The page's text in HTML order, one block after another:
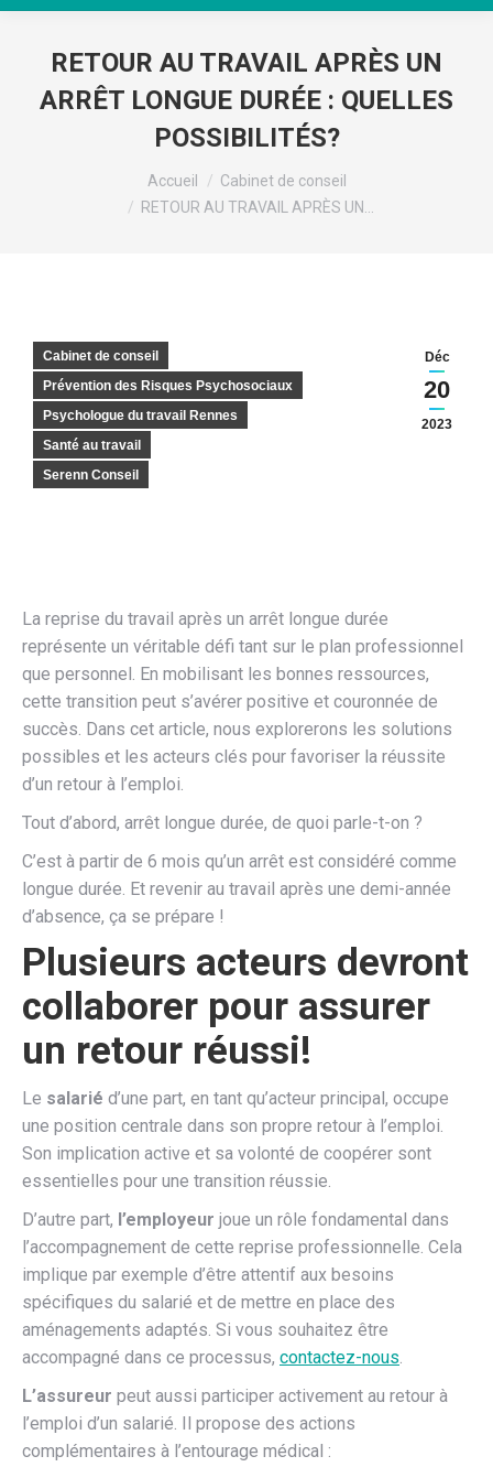
RETOUR AU TRAVAIL APRÈS UN
ARRÊT LONGUE DURÉE : QUELLES
POSSIBILITÉS?
Accueil
Cabinet de conseil
RETOUR AU TRAVAIL APRÈS UN…
Déc
20
2023
Cabinet de conseil
Prévention des Risques Psychosociaux
Psychologue du travail Rennes
Santé au travail
Serenn Conseil
La reprise du travail après un arrêt longue durée
représente un véritable défi tant sur le plan professionnel
que personnel. En mobilisant les bonnes ressources,
cette transition peut s’avérer positive et couronnée de
succès. Dans cet article, nous explorerons les solutions
possibles et les acteurs clés pour favoriser la réussite
d’un retour à l’emploi.
Tout d’abord, arrêt longue durée, de quoi parle-t-on ?
C’est à partir de 6 mois qu’un arrêt est considéré comme
longue durée. Et revenir au travail après une demi-année
d’absence, ça se prépare !
Plusieurs acteurs devront
collaborer pour assurer
un retour réussi!
Le salarié d’une part, en tant qu’acteur principal, occupe
une position centrale dans son propre retour à l’emploi.
Son implication active et sa volonté de coopérer sont
essentielles pour une transition réussie.
D’autre part, l’employeur joue un rôle fondamental dans
l’accompagnement de cette reprise professionnelle. Cela
implique par exemple d’être attentif aux besoins
spécifiques du salarié et de mettre en place des
aménagements adaptés. Si vous souhaitez être
accompagné dans ce processus, contactez-nous.
L’assureur peut aussi participer activement au retour à
l’emploi d’un salarié. Il propose des actions
complémentaires à l’entourage médical :